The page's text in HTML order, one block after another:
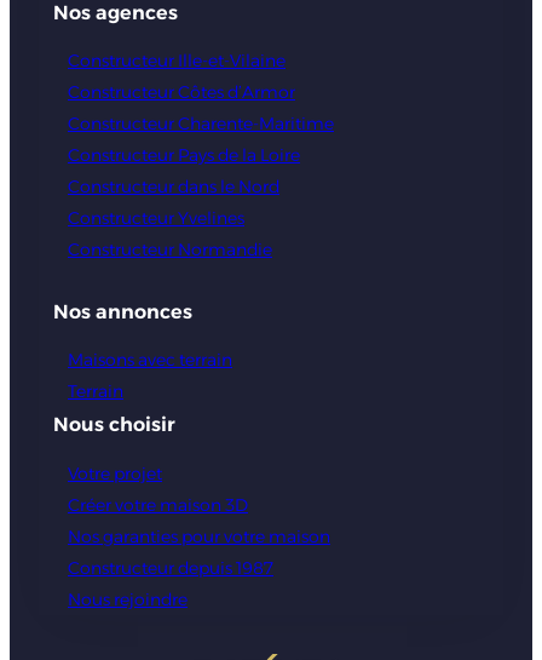
Nos agences
Constructeur Ille-et-Vilaine
Constructeur Côtes d’Armor
Constructeur Charente-Maritime
Constructeur Pays de la Loire
Constructeur dans le Nord
Constructeur Yvelines
Constructeur Normandie
Nos annonces
Maisons avec terrain
Terrain
Nous choisir
Votre projet
Créer votre maison 3D
Nos garanties pour votre maison
Constructeur depuis 1987
Nous rejoindre